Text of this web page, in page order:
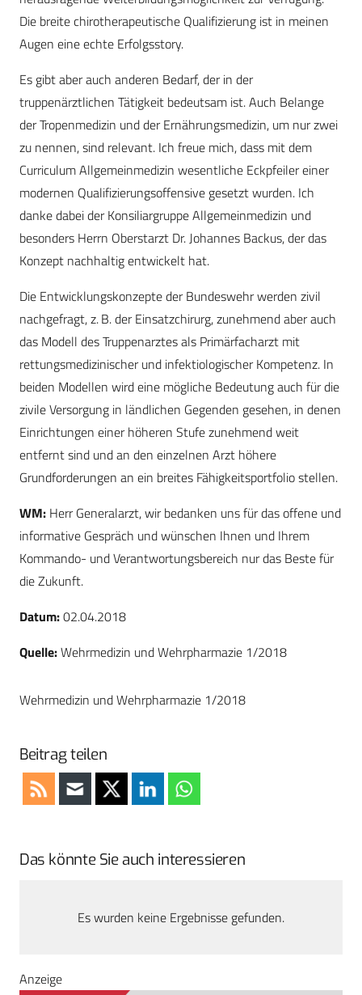
Die breite chirotherapeutische Qualifizierung ist in meinen
Augen eine echte Erfolgsstory.
Es gibt aber auch anderen Bedarf, der in der
truppenärztlichen Tätigkeit bedeutsam ist. Auch Belange
der Tropenmedizin und der Ernährungsmedizin, um nur zwei
zu nennen, sind relevant. Ich freue mich, dass mit dem
Curriculum Allgemeinmedizin wesentliche Eckpfeiler einer
modernen Qualifizierungsoffensive gesetzt wurden. Ich
danke dabei der Konsiliargruppe Allgemeinmedizin und
besonders Herrn Oberstarzt Dr. Johannes Backus, der das
Konzept nachhaltig entwickelt hat.
Die Entwicklungskonzepte der Bundeswehr werden zivil
nachgefragt, z. B. der Einsatzchirurg, zunehmend aber auch
das Modell des Truppenarztes als Primärfacharzt mit
rettungsmedizinischer und infektiologischer Kompetenz. In
beiden Modellen wird eine mögliche Bedeutung auch für die
zivile Versorgung in ländlichen Gegenden gesehen, in denen
Einrichtungen einer höheren Stufe zunehmend weit
entfernt sind und an den einzelnen Arzt höhere
Grundforderungen an ein breites Fähigkeitsportfolio stellen.
WM: Herr Generalarzt, wir bedanken uns für das offene und
informative Gespräch und wünschen Ihnen und Ihrem
Kommando- und Verantwortungsbereich nur das Beste für
die Zukunft.
Datum:02.04.2018
Quelle:Wehrmedizin und Wehrpharmazie 1/2018
Wehrmedizin und Wehrpharmazie 1/2018
Beitrag teilen
Das könnte Sie auch interessieren
Es wurden keine Ergebnisse gefunden.
Anzeige